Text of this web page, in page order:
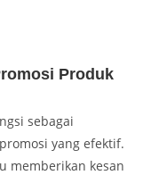
Produk
sebagai
yang efektif.
memberikan kesan